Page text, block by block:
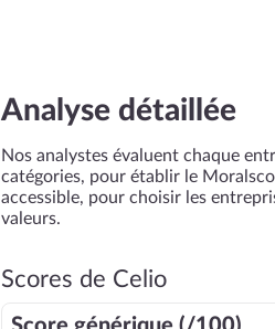
Analyse détaillée
Nos analystes évaluent chaque
catégories, pour établir le
accessible, pour choisir les
valeurs.
Scores de Celio